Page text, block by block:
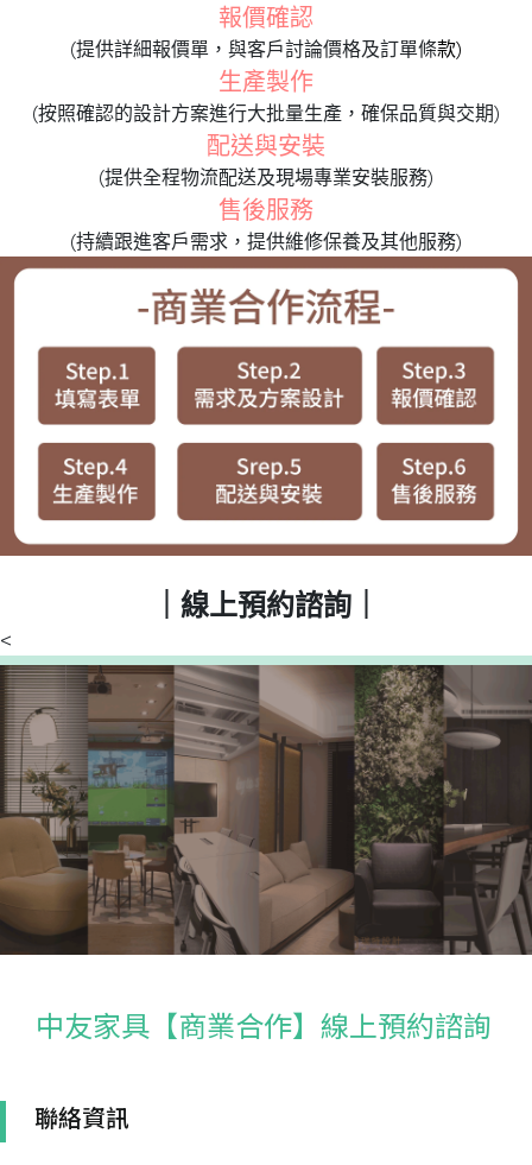
報價確認
(提供詳細報價單，與客戶討論價格及訂單條款)
生產製作
(按照確認的設計方案進行大批量生產，確保品質與交期)
配送與安裝
(提供全程物流配送及現場專業安裝服務)
售後服務
(持續跟進客戶需求，提供維修保養及其他服務)
｜線上預約諮詢｜
<